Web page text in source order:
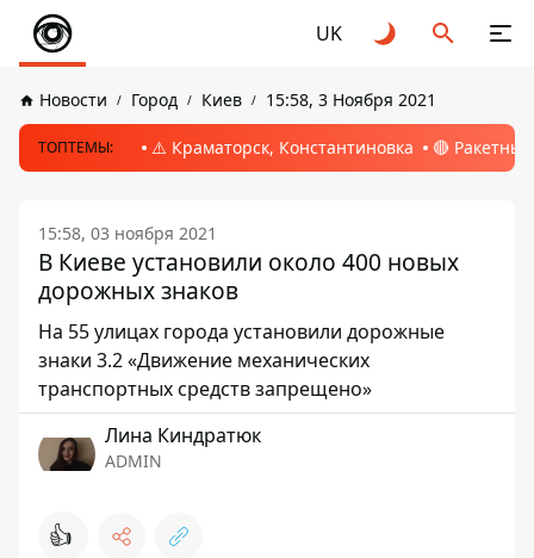
UK
Новости Город Киев 15:58, 3 Ноября 2021
ТОПТЕМЫ: ⚠️ Краматорск, Константиновка 🔴
15:58, 03 ноября 2021
В Киеве установили около 400 новых
дорожных знаков
На 55 улицах города установили дорожные
знаки 3.2 «Движение механических
транспортных средств запрещено»
Лина Киндратюк
ADMIN
👍